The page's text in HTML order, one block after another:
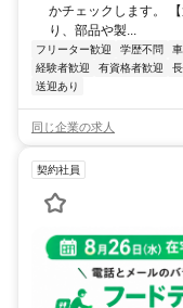
かチェックします。
り、部品や製...
フリーター歓迎 学歴不問
経験者歓迎
有資格者歓迎
送迎あり
同じ企業の求人
契約社員